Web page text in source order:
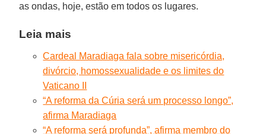
as ondas, hoje, estão em todos os lugares.
Leia mais
Cardeal Maradiaga fala sobre misericórdia,
divórcio, homossexualidade e os limites do
Vaticano II
“A reforma da Cúria será um processo longo”,
afirma Maradiaga
“A reforma será profunda”, afirma membro do